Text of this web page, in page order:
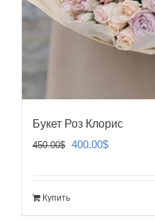
Букет Роз Клорис
450.00$
Первоначальная
400.00$Текущая
Купить